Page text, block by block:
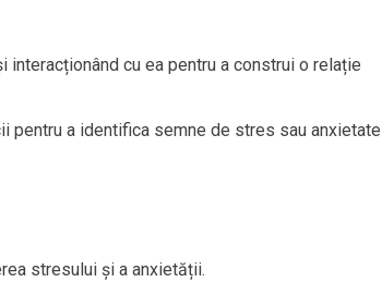
cu ea pentru a construi o relație
pentru a identifica semne de stres sau anxietate
stresului și a anxietății.